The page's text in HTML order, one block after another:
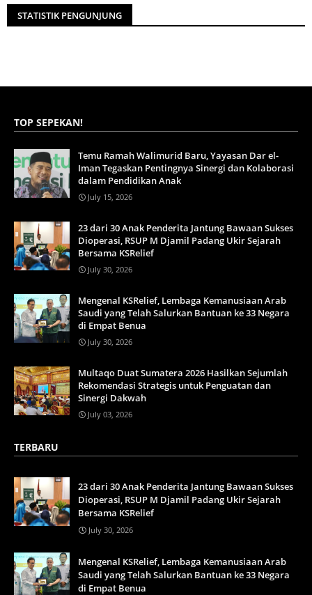
STATISTIK PENGUNJUNG
TOP SEPEKAN!
Temu Ramah Walimurid Baru, Yayasan Dar el-
Iman Tegaskan Pentingnya Sinergi dan Kolaborasi
dalam Pendidikan Anak
July 15, 2026
23 dari 30 Anak Penderita Jantung Bawaan Sukses
Dioperasi, RSUP M Djamil Padang Ukir Sejarah
Bersama KSRelief
July 30, 2026
Mengenal KSRelief, Lembaga Kemanusiaan Arab
Saudi yang Telah Salurkan Bantuan ke 33 Negara
di Empat Benua
July 30, 2026
Multaqo Duat Sumatera 2026 Hasilkan Sejumlah
Rekomendasi Strategis untuk Penguatan dan
Sinergi Dakwah
July 03, 2026
TERBARU
23 dari 30 Anak Penderita Jantung Bawaan Sukses
Dioperasi, RSUP M Djamil Padang Ukir Sejarah
Bersama KSRelief
July 30, 2026
Mengenal KSRelief, Lembaga Kemanusiaan Arab
Saudi yang Telah Salurkan Bantuan ke 33 Negara
di Empat Benua